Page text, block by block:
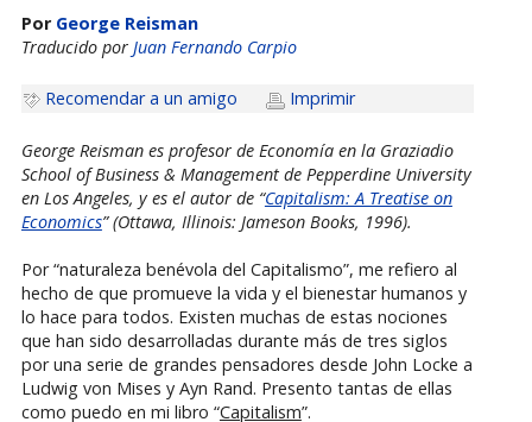
Por George Reisman
Traducido por Juan Fernando Carpio
Recomendar a un amigo Imprimir
George Reisman es profesor de Economía en la Graziadio
School of Business & Management de Pepperdine University
en Los Angeles, y es el autor de “Capitalism: A Treatise on
Economics” (Ottawa, Illinois: Jameson Books, 1996).
Por “naturaleza benévola del Capitalismo”, me refiero al
hecho de que promueve la vida y el bienestar humanos y
lo hace para todos. Existen muchas de estas nociones
que han sido desarrolladas durante más de tres siglos
por una serie de grandes pensadores desde John Locke a
Ludwig von Mises y Ayn Rand. Presento tantas de ellas
como puedo en mi libro “Capitalism”.